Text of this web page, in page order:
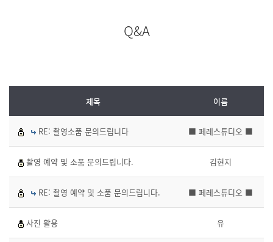
Q&A
제목 이름
RE: 촬영소품 문의드립니다 ■ 페레스튜디오 ■
촬영 예약 및 소품 문의드립니다. 김현지
RE: 촬영 예약 및 소품 문의드립니다. ■ 페레스튜디오 ■
사진 활용 유